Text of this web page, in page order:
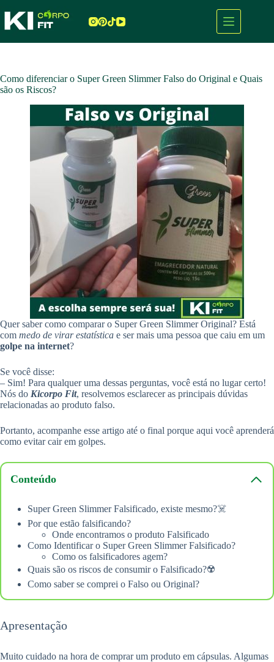
para
Como diferenciar o Super Green Slimmer Falso do Original e Quais
são os Riscos?
Quer saber como comparar o Super Green Slimmer Original? Está
com medo de virar estatística e ser mais uma pessoa que caiu em um
golpe na internet?
Se você disse:
– Sim! Para qualquer uma dessas perguntas, você está no lugar certo!
Nós do Kicorpo Fit, resolvemos esclarecer as principais dúvidas
relacionadas ao produto falso.
Portanto, acompanhe esse artigo até o final porque aqui você aprenderá
como evitar cair em golpes.
Conteúdo
Super Green Slimmer Falsificado, existe mesmo?☠️
Por que estão falsificando?
Onde encontramos o produto Falsificado
Como Identificar o Super Green Slimmer Falsificado?
Como os falsificadores agem?
Quais são os riscos de consumir o Falsificado?☢️
Como saber se comprei o Falso ou Original?
Apresentação
Muito cuidado na hora de comprar um produto em cápsulas. Algumas